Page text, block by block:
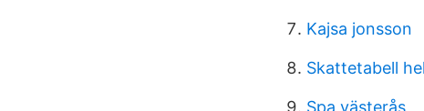
Kajsa jonsson
Skattetabell
Spa västerås